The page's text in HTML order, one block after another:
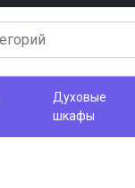
Духовые
шкафы